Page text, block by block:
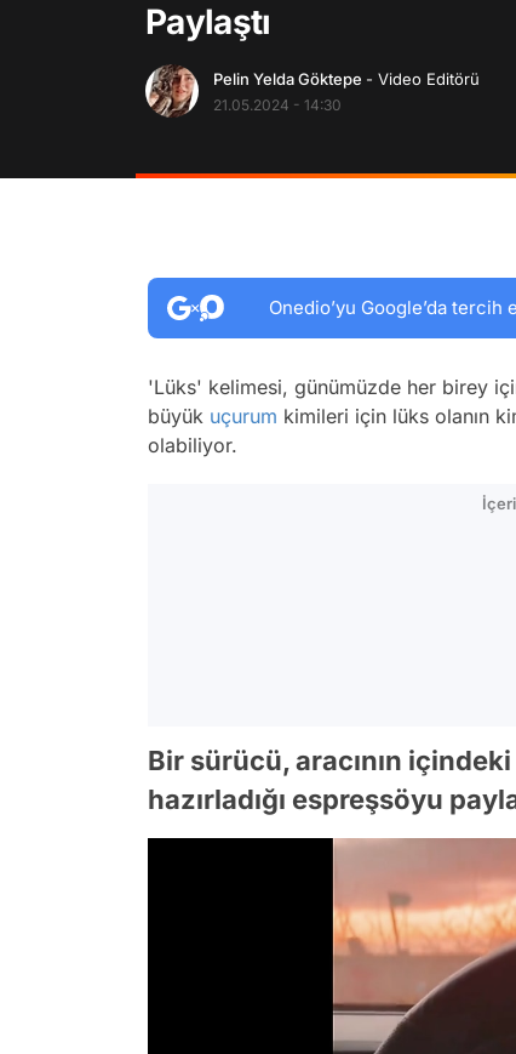
Paylaştı
Pelin Yelda Göktepe - Video Editörü
21.05.2024 - 14:30
Onedio’yu Google’da
'Lüks' kelimesi, günümüzde her birey
büyük uçurum kimileri için lüks olanın
olabiliyor.
Bir sürücü, aracının
hazırladığı espreşsöyu